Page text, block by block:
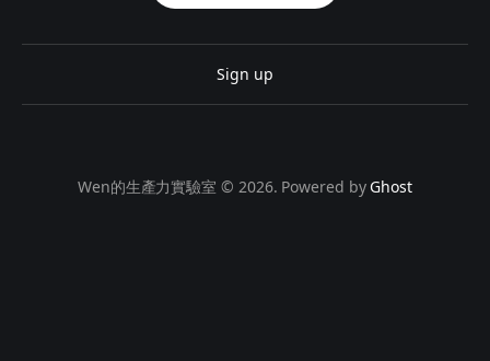
Sign up
Wen的生產力實驗室 © 2026. Powered by Ghost